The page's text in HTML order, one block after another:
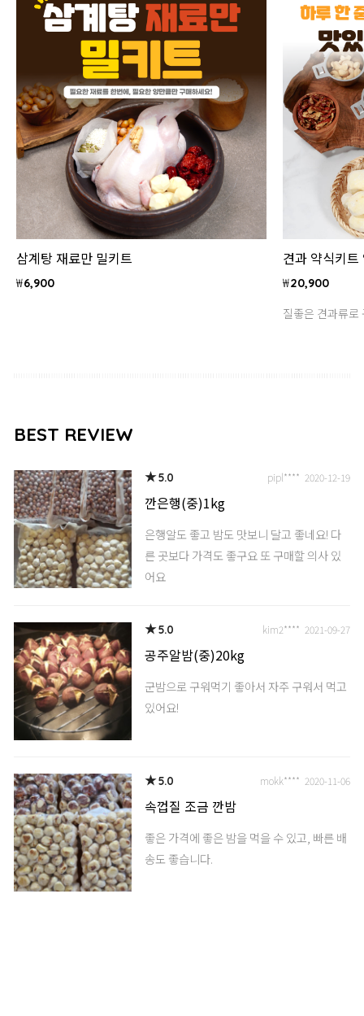
삼계탕 재료만 밀키트
₩6,900
견과 약식키
₩20,900
질좋은 견과류로
BEST REVIEW
★5.0 kmik**** 2021-08-27
조각대(깐밤)1kg
아이스팩도 넣어주시고 진공포장도 잘 되어
배송왔어요~ 저렴하기도 하고 잡곡밥 하려
고 사이즈가 작은게 더 좋을거 같아 구매했는
가요~~ 먹어보고 달달하고 맛있어서 놀랐네
요ㅎㅎ 양도 많아서 생으로도 먹으려구요~
너무 맛있어서 감사합니다~^^**
로 재주문했어요. 다른곳보다 싸고 맛있어서
단골 되려구요~
★5.0 pipl**** 2020-12-19
깐은행(중)1kg
은행알도 좋고 밤도 맛보니 달고 좋네요! 다
른 곳보다 가격도 좋구요 또 구매할 의사 있
어요
★5.0 kim2**** 2021-09-27
공주알밤(중)20kg
군밤으로 구워먹기 좋아서 자주 구워서 먹고
있어요!
★5.0 mokk**** 2020-11-06
속껍질 조금 깐밤
좋은 가격에 좋은 밤을 먹을 수 있고, 빠른 배
송도 좋습니다.